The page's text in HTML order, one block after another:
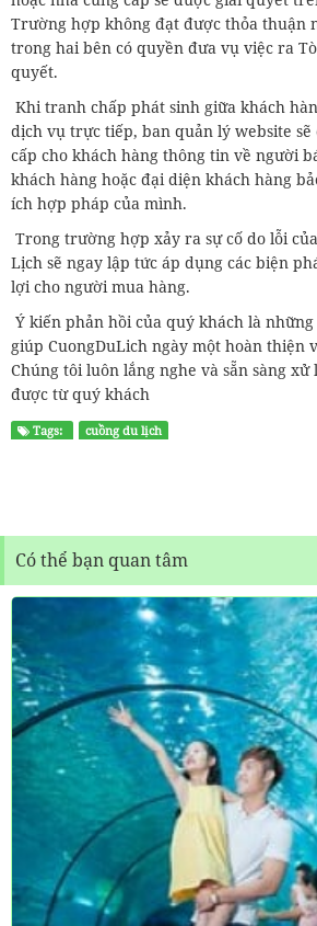
Trường hợp không đạt được thỏa thuận
trong hai bên có quyền đưa vụ việc ra
quyết.
Khi tranh chấp phát sinh giữa khách
dịch vụ trực tiếp, ban quản lý website
cấp cho khách hàng thông tin về người
khách hàng hoặc đại diện khách hàng
ích hợp pháp của mình.
Trong trường hợp xảy ra sự cố do lỗi
Lịch sẽ ngay lập tức áp dụng các biện
lợi cho người mua hàng.
Ý kiến phản hồi của quý khách là
giúp CuongDuLich ngày một hoàn thiện
Chúng tôi luôn lắng nghe và sẵn sàng
được từ quý khách
Tags: cuồng du lịch
Có thể bạn quan tâm